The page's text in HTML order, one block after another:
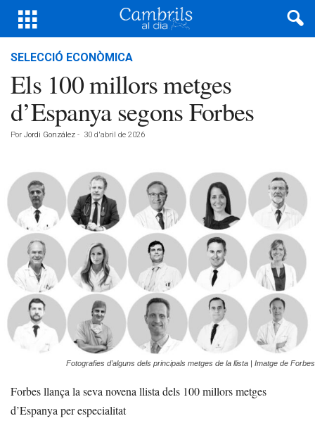
SELECCIÓ ECONÒMICA
Els 100 millors metges
d’Espanya segons Forbes
Por Jordi González - 30 d'abril de 2026
Fotografies d’alguns dels principals metges de la llista | Imatge de Forbes
Forbes llança la seva novena llista dels 100 millors metges
d’Espanya per especialitat